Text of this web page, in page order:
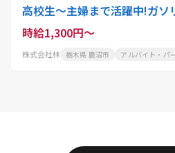
高校生～主婦まで活躍中!ガソ
時給1,300円～
株式会社林 栃木県 鹿沼市 アルバイト・パ